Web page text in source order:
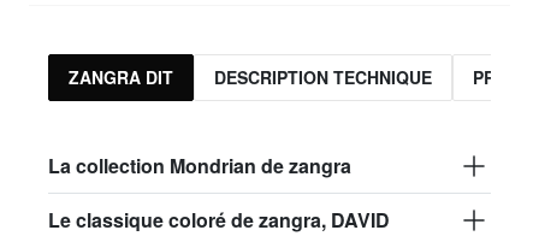
ZANGRA DIT DESCRIPTION TECHNIQUE
La collection Mondrian de zangra
Le classique coloré de zangra, DAVID